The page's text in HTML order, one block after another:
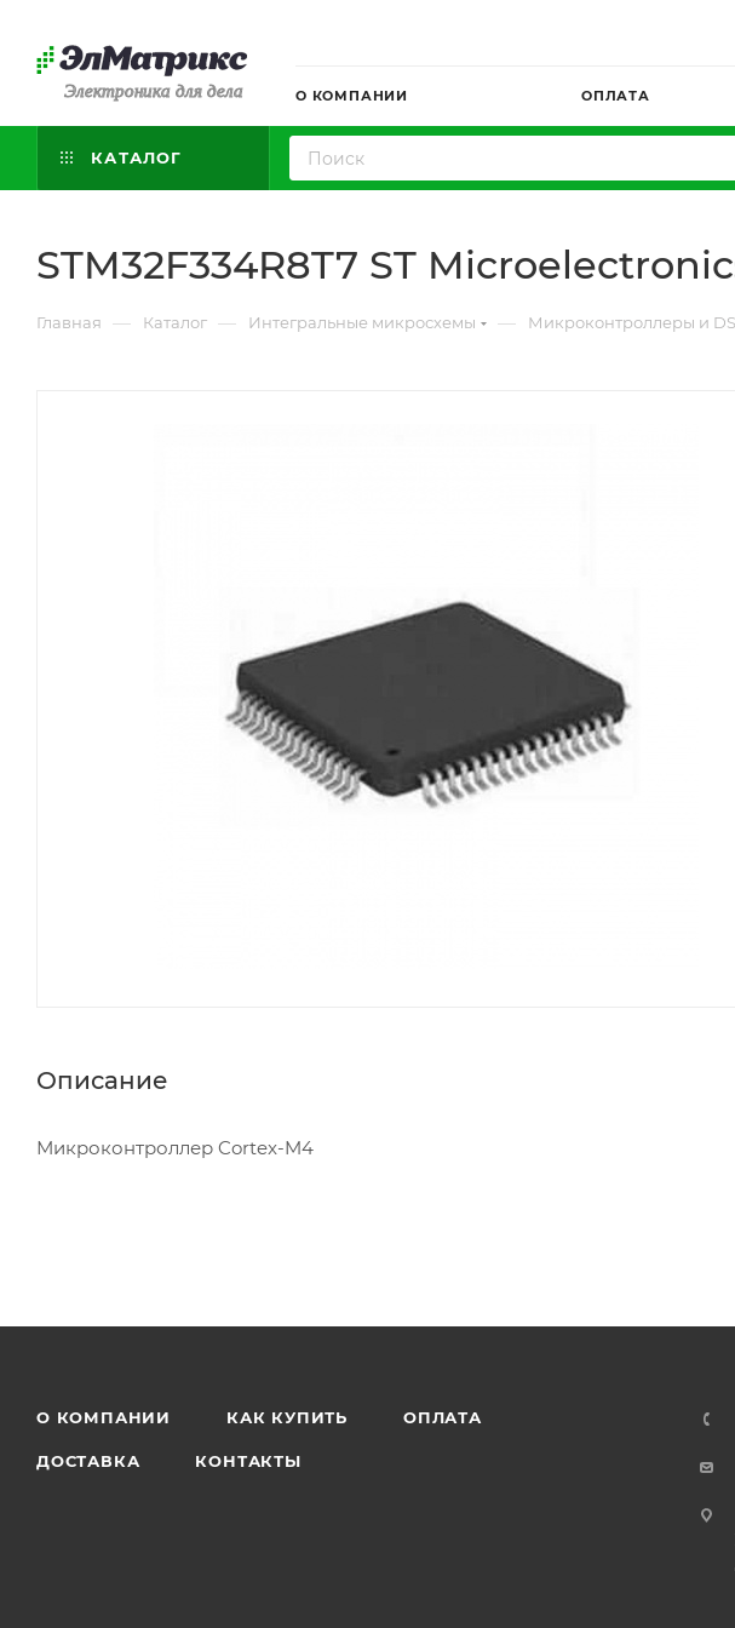
Электроника для дела О КОМПАНИИ ОПЛАТА
КАТАЛОГ
STM32F334R8T7 ST
Главная — Каталог — Интегральные микросхемы — Микроконтроллеры и
Описание
Микроконтроллер Cortex-M4
О КОМПАНИИ КАК КУПИТЬ ОПЛАТА
ДОСТАВКА КОНТАКТЫ